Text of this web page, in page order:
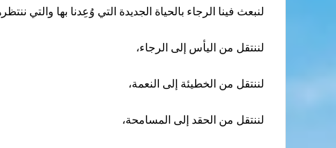
لنبعث فينا الرجاء بالحياة الجديدة التي وُعِدنا بها والتي
لننتقل من اليأس إلى الرجاء،
لننتقل من الخطيئة إلى النعمة،
لننتقل من الحقد إلى المسامحة،